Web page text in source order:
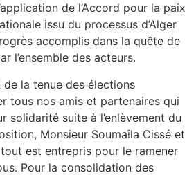
de l’Accord pour la paix
issu du processus d’Alger
accomplis dans la quête de
l’ensemble des acteurs.
la tenue des élections
tous nos amis et partenaires qui
solidarité suite à l’enlèvement du
Monsieur Soumaîla Cissé et
est entrepris pour le ramener
Pour la consolidation des